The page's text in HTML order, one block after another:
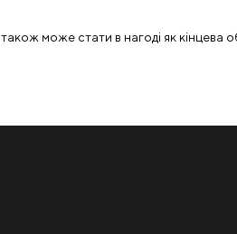
може стати в нагоді як кінцева